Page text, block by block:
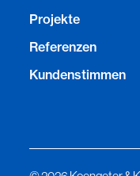
Projekte
Referenzen
Kundenstimmen